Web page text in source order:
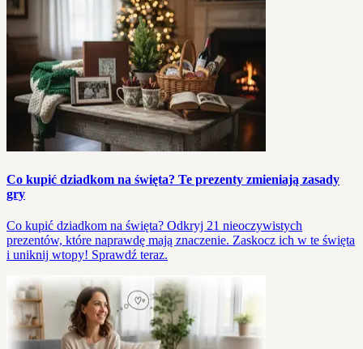
Co kupić dziadkom na święta? Te prezenty zmieniają zasady
gry
Co kupić dziadkom na święta? Odkryj 21 nieoczywistych
prezentów, które naprawdę mają znaczenie. Zaskocz ich w te święta
i uniknij wtopy! Sprawdź teraz.